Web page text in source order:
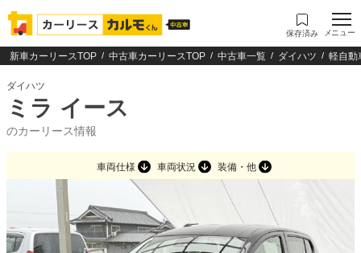
保存済み メニュー
新車カーリースTOP 中古車カーリースTOP 中古車一覧 ダイハツ 軽自動
ダイハツ
ミラ イース
のカーリース情報
車両仕様 車両状況 装備・他